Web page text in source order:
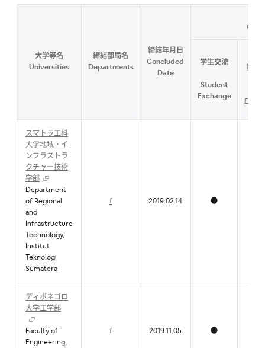
大学等名
Universities
締結部局名
Departments
締結年月日
Concluded
Date
学生交流
Student
Exchange
教職
スマトラ工科
大学地域・イ
ンフラストラ
クチャー技術
学部
Department
of Regional
and
Infrastructure
Technology,
Institut
Teknologi
Sumatera
f 2019.02.14 ●
ディポネゴロ
大学工学部
Faculty of
Engineering,
f 2019.11.05 ●